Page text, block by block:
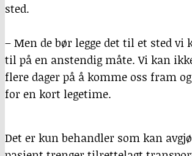
sted.
– Men de bør legge det til et sted vi
til på en anstendig måte. Vi kan
flere dager på å komme oss fram
for en kort legetime.
Det er kun behandler som kan